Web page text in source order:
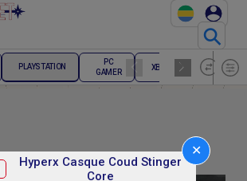
⚲
Hyperx Casque Coud Stinger
Core
✕
PLAYSTATION
PC
GAMER
XBOX
ECRAN
PC
GAMER